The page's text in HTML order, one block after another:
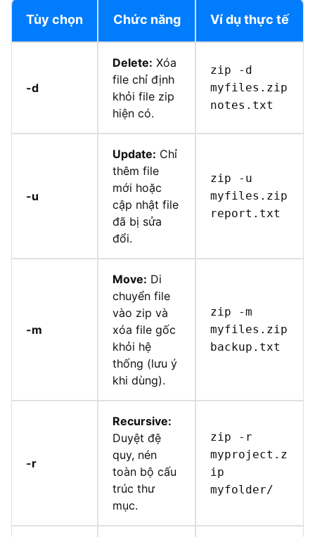
Tùy chọn Chức năng Ví dụ thực tế
-d
Delete: Xóa
file chỉ định
khỏi file zip
hiện có.
zip -d
myfiles.zip
notes.txt
-u
Update: Chỉ
thêm file
mới hoặc
cập nhật file
đã bị sửa
đổi.
zip -u
myfiles.zip
report.txt
-m
Move: Di
chuyển file
vào zip và
xóa file gốc
khỏi hệ
thống (lưu ý
khi dùng).
zip -m
myfiles.zip
backup.txt
-r
Recursive:
Duyệt đệ
quy, nén
toàn bộ cấu
trúc thư
mục.
zip -r
myproject.z
ip
myfolder/